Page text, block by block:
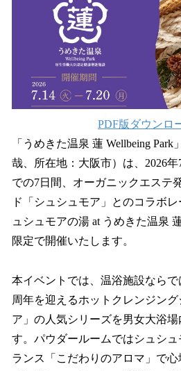
PDF版ダウンロ
「うめきた温泉 蓮 Wellbeing
哉、所在地：大阪市）は、2026年
での7日間、オーガニックエステ
ド「シュシュモア」とのコラボ
ュシュモアの湯 at うめきた温泉
限定で開催いたします。
本イベントでは、温浴施設なら
周年を迎えるホットクレンジン
ア」の人気シリーズを男女大浴
す。パウダールームではシュシ
ランス「こだわりのアロマ」で